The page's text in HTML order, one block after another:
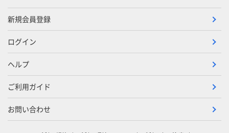
新規会員登録
ログイン
ヘルプ
ご利用ガイド
お問い合わせ